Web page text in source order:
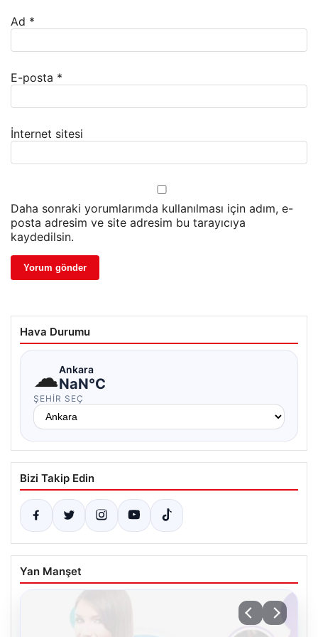
Ad *
E-posta *
İnternet sitesi
Daha sonraki yorumlarımda kullanılması için adım, e-
posta adresim ve site adresim bu tarayıcıya
kaydedilsin.
Hava Durumu
☁Ankara
NaN°C
ŞEHIR SEÇ
Bizi Takip Edin
Yan Manşet